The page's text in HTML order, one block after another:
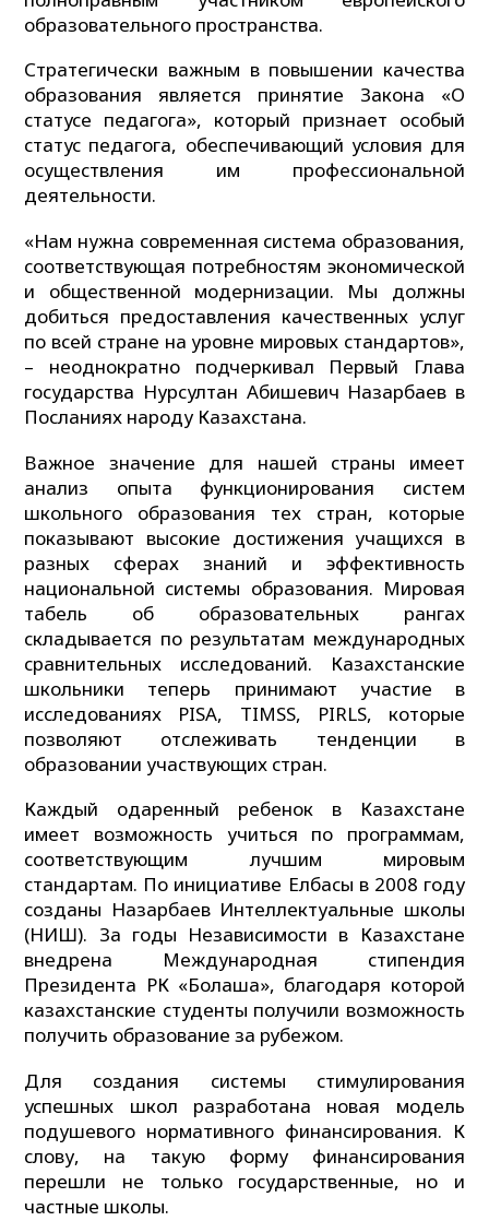
образовательного пространства.
Стратегически важным в повышении качества
образования является принятие Закона «О
статусе педагога», который признает особый
статус педагога, обеспечивающий условия для
осуществления им профессиональной
деятельности.
«Нам нужна современная система образования,
соответствующая потребностям экономической
и общественной модернизации. Мы должны
добиться предоставления качественных услуг
по всей стране на уровне мировых стандартов»,
– неоднократно подчеркивал Первый Глава
государства Нурсултан Абишевич Назарбаев в
Посланиях народу Казахстана.
Важное значение для нашей страны имеет
анализ опыта функционирования систем
школьного образования тех стран, которые
показывают высокие достижения учащихся в
разных сферах знаний и эффективность
национальной системы образования. Мировая
табель об образовательных рангах
складывается по результатам международных
сравнительных исследований. Казахстанские
школьники теперь принимают участие в
исследованиях PISA, TIMSS, PIRLS, которые
позволяют отслеживать тенденции в
образовании участвующих стран.
Каждый одаренный ребенок в Казахстане
имеет возможность учиться по программам,
соответствующим лучшим мировым
стандартам. По инициативе Елбасы в 2008 году
созданы Назарбаев Интеллектуальные школы
(НИШ). За годы Независимости в Казахстане
внедрена Международная стипендия
Президента РК «Болашақ», благодаря которой
казахстанские студенты получили возможность
получить образование за рубежом.
Для создания системы стимулирования
успешных школ разработана новая модель
подушевого нормативного финансирования. К
слову, на такую форму финансирования
перешли не только государственные, но и
частные школы.